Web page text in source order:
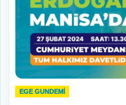
EGE GUNDEMİ